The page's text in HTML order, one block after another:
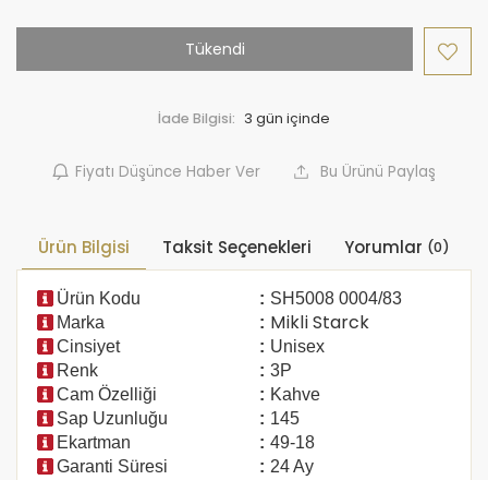
Tükendi
İade Bilgisi:
Fiyatı Düşünce Haber Ver Bu Ürünü Paylaş
Ürün Bilgisi Taksit Seçenekleri Yorumlar (0)
Ürün Kodu : SH5008 0004/83
Marka
: Mikli Starck
Cinsiyet : Unisex
Renk
: 3P
Cam Özelliği
: Kahve
Sap Uzunluğu
: 145
Ekartman
: 49-18
Garanti Süresi
: 24 Ay